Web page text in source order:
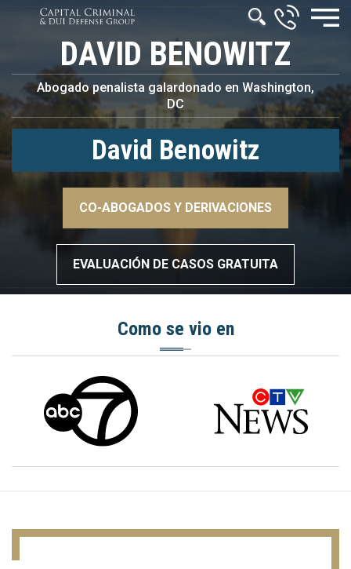
DAVID BENOWITZ
Abogado penalista galardonado en Washington,
DC
David Benowitz
CO-ABOGADOS Y DERIVACIONES
EVALUACIÓN DE CASOS GRATUITA
Como se vio en